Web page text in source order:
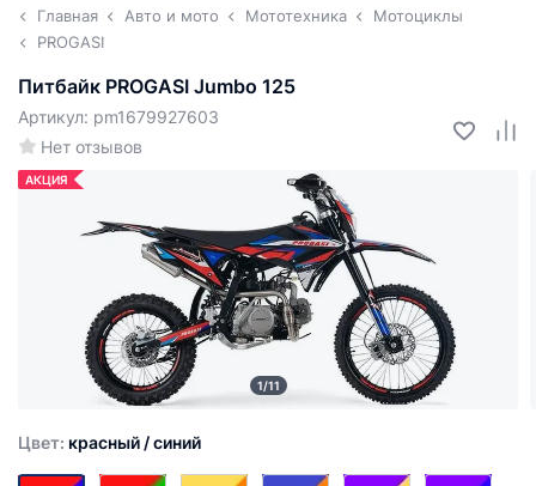
Главная Авто и мото Мототехника
Мотоциклы
PROGASI
Питбайк PROGASI Jumbo 125
Нет отзывов
Артикул: pm1679927603
АКЦИЯ
1/11
Цвет: красный / синий